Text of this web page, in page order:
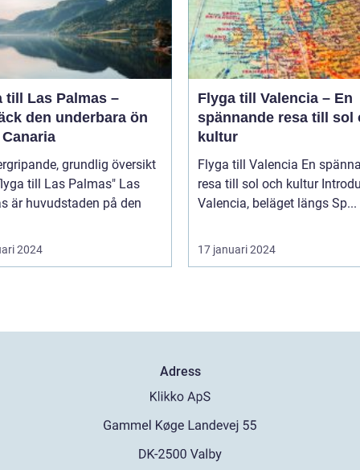
till Las Palmas –
den underbara ön
grundlig översikt
till Las Palmas" Las
är huvudstaden på den
2024
Flyga till Valencia – En
spännande resa till sol
kultur
Flyga till Valencia En spännande
resa till sol och kultur Introduktion
Valencia, beläget längs Sp...
17 januari 2024
Adress